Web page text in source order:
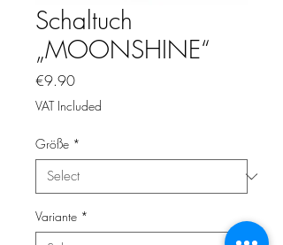
Schaltuch
„MOONSHINE“
€9.90Price
VAT Included
Größe *
Variante *